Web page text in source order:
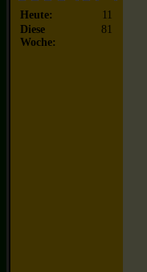
Heute:
11
Diese
Woche:
81